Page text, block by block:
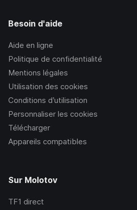
Besoin d'aide
Aide en ligne
Politique de confidentialité
Mentions légales
Utilisation des cookies
Conditions d’utilisation
Personnaliser les cookies
Télécharger
Appareils compatibles
Sur Molotov
TF1 direct